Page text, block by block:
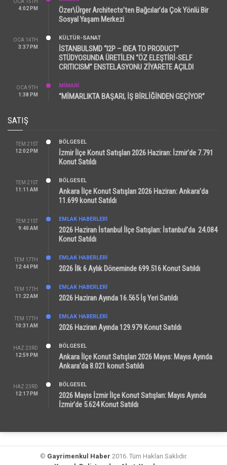
OCA 15TH
4:02 PM
Özer\Ürger Architects’ten Bağcılar’da Çok Yönlü Bir
Sosyal Yaşam Merkezi
OCA 14TH
3:37 PM
KÜLTÜR-SANAT
İSTANBULSMD “I2P – IDEA TO PRODUCT”
STÜDYOSUNDA ÜRETİLEN “ÖZ ELEŞTİRİ-SELF
CRITICISM” ENSTELASYONU ZİYARETE AÇILDI
OCA 9TH
1:38 PM
MİMARİ
“MİMARLIKTA BAŞARI, İŞ BİRLİĞİNDEN GEÇİYOR”
SATIŞ
TEM 21ST
12:02 PM
BÖLGESEL
İzmir İlçe Konut Satışları 2026 Haziran: İzmir’de 7.791
Konut Satıldı
TEM 21ST
11:11 AM
BÖLGESEL
Ankara İlçe Konut Satışları 2026 Haziran: Ankara’da
11.699 konut Satıldı
TEM 21ST
9:40 AM
EMLAK HABERLERI
2026 Haziran İstanbul İlçe Satışları: İstanbul’da 24.084
Konut Satıldı
TEM 17TH
12:44 PM
EMLAK HABERLERI
2026 İlk 6 Aylık Döneminde 699.516 Konut Satıldı
TEM 17TH
11:22 AM
EMLAK HABERLERI
2026 Haziran Ayında 16.565 İş Yeri Satıldı
TEM 17TH
10:31 AM
EMLAK HABERLERI
2026 Haziran Ayında 129.979 Konut Satıldı
HAZ 23RD
12:59 PM
BÖLGESEL
Ankara İlçe Konut Satışları 2026 Mayıs: Mayıs Ayında
Ankara’da 8.021 konut Satıldı
HAZ 23RD
12:17 PM
BÖLGESEL
2026 Mayıs İzmir İlçe Konut Satışları: Mayıs Ayında
İzmir’de 5.624 Konut Satıldı
© Gayrimenkul Haber 2016. Tüm Hakları Saklıdır.